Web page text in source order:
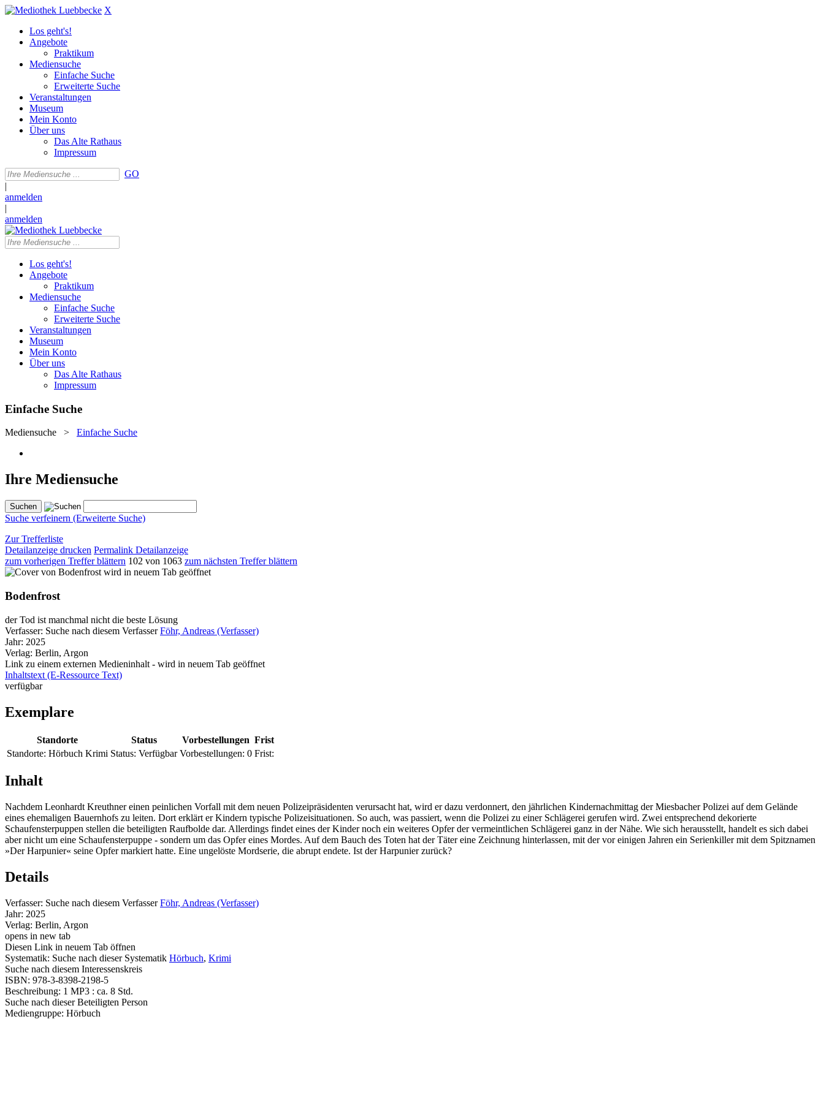
X
Los geht's!
Angebote
Praktikum
Mediensuche
Einfache Suche
Erweiterte Suche
Veranstaltungen
Museum
Mein Konto
Über uns
Das Alte Rathaus
Impressum
GO
|
anmelden
|
anmelden
Los geht's!
Angebote
Praktikum
Mediensuche
Einfache Suche
Erweiterte Suche
Veranstaltungen
Museum
Mein Konto
Über uns
Das Alte Rathaus
Impressum
Einfache Suche
Mediensuche > Einfache Suche
Ihre Mediensuche
Suche verfeinern (Erweiterte Suche)
Zur Trefferliste
Detailanzeige drucken Permalink Detailanzeige
zum vorherigen Treffer blättern 102 von 1063 zum nächsten Treffer blättern
wird in neuem Tab geöffnet
Bodenfrost
der Tod ist manchmal nicht die beste Lösung
Verfasser: Suche nach diesem Verfasser Föhr, Andreas (Verfasser)
Jahr: 2025
Verlag: Berlin, Argon
Link zu einem externen Medieninhalt - wird in neuem Tab geöffnet
Inhaltstext (E-Ressource Text)
verfügbar
Exemplare
Standorte Status Vorbestellungen Frist
Standorte: Hörbuch Krimi Status: Verfügbar Vorbestellungen: 0 Frist:
Inhalt
Nachdem Leonhardt Kreuthner einen peinlichen Vorfall mit dem neuen Polizeipräsidenten verursacht hat, wird er dazu verdonnert, den jährlichen Kindernachmittag der Miesbacher Polizei auf dem Gelände
eines ehemaligen Bauernhofs zu leiten. Dort erklärt er Kindern typische Polizeisituationen. So auch, was passiert, wenn die Polizei zu einer Schlägerei gerufen wird. Zwei entsprechend dekorierte
Schaufensterpuppen stellen die beteiligten Raufbolde dar. Allerdings findet eines der Kinder noch ein weiteres Opfer der vermeintlichen Schlägerei ganz in der Nähe. Wie sich herausstellt, handelt es sich dabei
aber nicht um eine Schaufensterpuppe - sondern um das Opfer eines Mordes. Auf dem Bauch des Toten hat der Täter eine Zeichnung hinterlassen, mit der vor einigen Jahren ein Serienkiller mit dem Spitznamen
»Der Harpunier« seine Opfer markiert hatte. Eine ungelöste Mordserie, die abrupt endete. Ist der Harpunier zurück?
Details
Verfasser: Suche nach diesem Verfasser Föhr, Andreas (Verfasser)
Jahr: 2025
Verlag: Berlin, Argon
opens in new tab
Diesen Link in neuem Tab öffnen
Systematik: Suche nach dieser Systematik Hörbuch, Krimi
Suche nach diesem Interessenskreis
ISBN: 978-3-8398-2198-5
Beschreibung: 1 MP3 : ca. 8 Std.
Suche nach dieser Beteiligten Person
Mediengruppe: Hörbuch